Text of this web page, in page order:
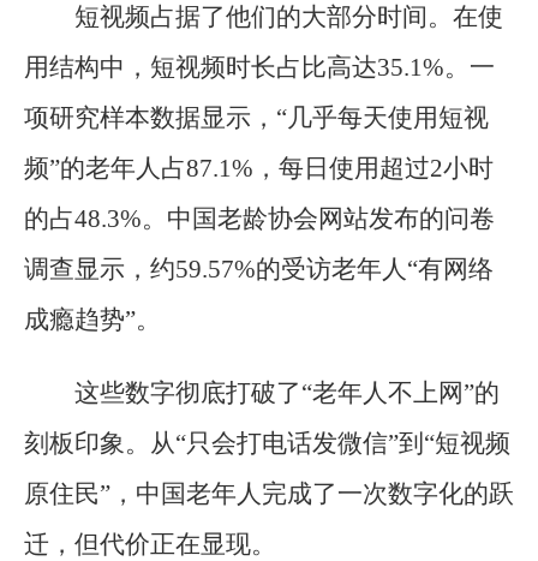
短视频占据了他们的大部分时间。在使
用结构中，短视频时长占比高达35.1%。一
项研究样本数据显示，“几乎每天使用短视
频”的老年人占87.1%，每日使用超过2小时
的占48.3%。中国老龄协会网站发布的问卷
调查显示，约59.57%的受访老年人“有网络
成瘾趋势”。
这些数字彻底打破了“老年人不上网”的
刻板印象。从“只会打电话发微信”到“短视频
原住民”，中国老年人完成了一次数字化的跃
迁，但代价正在显现。